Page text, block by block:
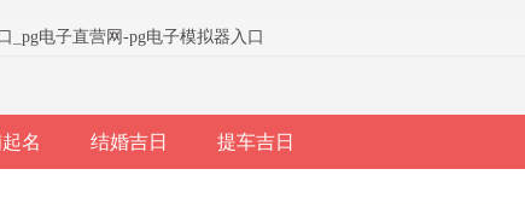
pg电子直营网-pg电子模拟器入口
名 结婚吉日 提车吉日